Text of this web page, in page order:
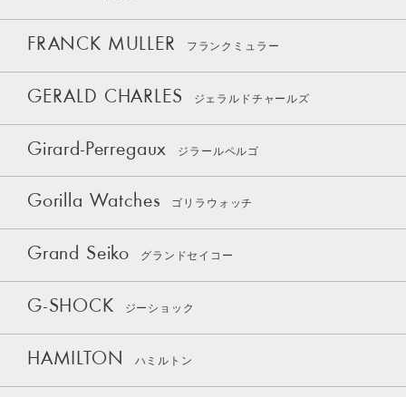
FRANCK MULLER フランクミュラー
GERALD CHARLES ジェラルドチャールズ
Girard-Perregaux ジラールペルゴ
Gorilla Watches ゴリラウォッチ
Grand Seiko グランドセイコー
G-SHOCK ジーショック
HAMILTON ハミルトン